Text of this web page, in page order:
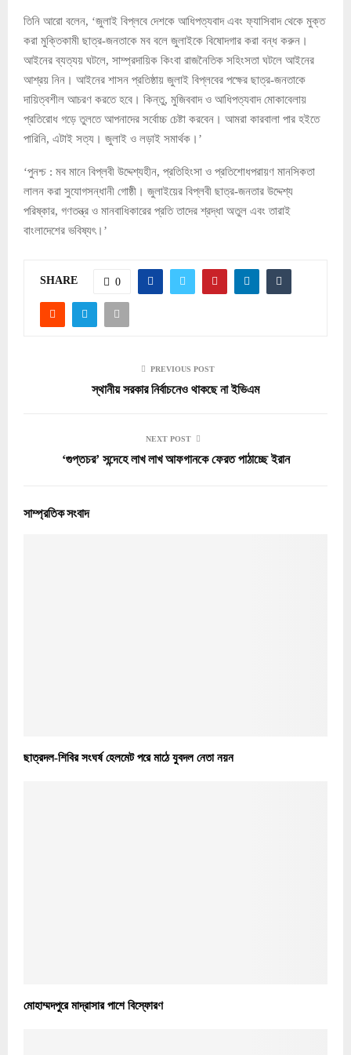
তিনি আরো বলেন, ‘জুলাই বিপ্লবে দেশকে আধিপত্যবাদ এবং ফ্যাসিবাদ থেকে মুক্ত
করা মুক্তিকামী ছাত্র-জনতাকে মব বলে জুলাইকে বিষোদগার করা বন্ধ করুন।
আইনের ব্যত্যয় ঘটলে, সাম্প্রদায়িক কিংবা রাজনৈতিক সহিংসতা ঘটলে আইনের
আশ্র‍য় নিন। আইনের শাসন প্রতিষ্ঠায় জুলাই বিপ্লবের পক্ষের ছাত্র-জনতাকে
দায়িত্বশীল আচরণ করতে হবে। কিন্তু, মুজিববাদ ও আধিপত্যবাদ মোকাবেলায়
প্রতিরোধ গড়ে তুলতে আপনাদের সর্বোচ্চ চেষ্টা করবেন। আমরা কারবালা পার হইতে
পারিনি, এটাই সত্য। জুলাই ও লড়াই সমার্থক।’
‘পুনশ্চ : মব মানে বিপ্লবী উদ্দেশ্যহীন, প্রতিহিংসা ও প্রতিশোধপরায়ণ মানসিকতা
লালন করা সুযোগসন্ধানী গোষ্ঠী। জুলাইয়ের বিপ্লবী ছাত্র-জনতার উদ্দেশ্য
পরিষ্কার, গণতন্ত্র ও মানবাধিকারের প্রতি তাদের শ্রদ্ধা অতুল এবং তারাই
বাংলাদেশের ভবিষ্যৎ।’
SHARE 0
PREVIOUS POST
স্থানীয় সরকার নির্বাচনেও থাকছে না ইভিএম
NEXT POST
‘গুপ্তচর’ সন্দেহে লাখ লাখ আফগানকে ফেরত পাঠাচ্ছে ইরান
সাম্প্রতিক সংবাদ
ছাত্রদল-শিবির সংঘর্ষ হেলমেট পরে মাঠে যুবদল নেতা নয়ন
মোহাম্মদপুরে মাদ্রাসার পাশে বিস্ফোরণ